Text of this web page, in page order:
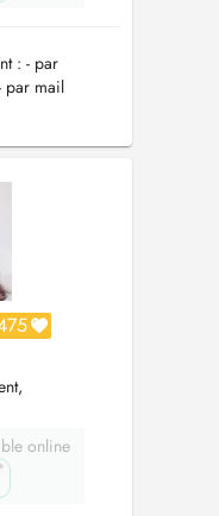
: - par
par mail
AU
: 95 euros -
2026 2018-
online